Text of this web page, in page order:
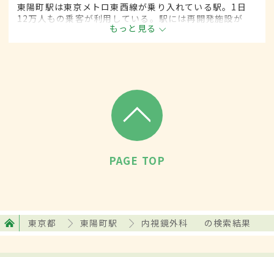
東陽町駅は東京メトロ東西線が乗り入れている駅。1日
12万人もの乗客が利用している。駅には再開発施設が
オープンし、企業が多数入居。他にも区内には多くの大
企業が拠点を構えている。
もっと見る
PAGE TOP
東京都 東陽町駅 内視鏡外科 の検索結果